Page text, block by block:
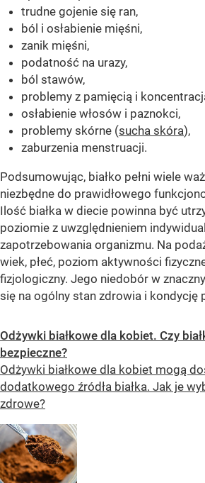
trudne gojenie się ran,
ból i osłabienie mięśni,
zanik mięśni,
podatność na urazy,
ból stawów,
problemy z pamięcią i
osłabienie włosów i paznokci,
problemy skórne (sucha skóra),
zaburzenia menstruacji.
Podsumowując, białko pełni wiele
niezbędne do prawidłowego
Ilość białka w diecie powinna być
poziomie z uwzględnieniem
zapotrzebowania organizmu. Na
wiek, płeć, poziom aktywności
fizjologiczny. Jego niedobór w
się na ogólny stan zdrowia i kondycję
Odżywki białkowe dla kobiet. Czy
bezpieczne?
Odżywki białkowe dla kobiet mogą
dodatkowego źródła białka. Jak je
zdrowe?